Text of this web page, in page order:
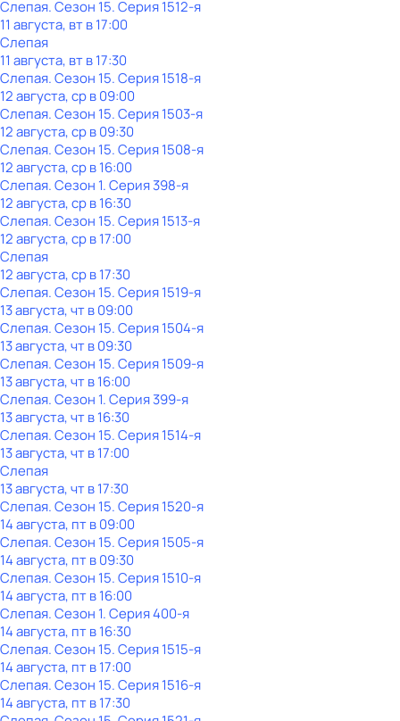
Слепая. Сезон 15. Серия 1512-я
11 августа, вт в 17:00
Слепая
11 августа, вт в 17:30
Слепая. Сезон 15. Серия 1518-я
12 августа, ср в 09:00
Слепая. Сезон 15. Серия 1503-я
12 августа, ср в 09:30
Слепая. Сезон 15. Серия 1508-я
12 августа, ср в 16:00
Слепая. Сезон 1. Серия 398-я
12 августа, ср в 16:30
Слепая. Сезон 15. Серия 1513-я
12 августа, ср в 17:00
Слепая
12 августа, ср в 17:30
Слепая. Сезон 15. Серия 1519-я
13 августа, чт в 09:00
Слепая. Сезон 15. Серия 1504-я
13 августа, чт в 09:30
Слепая. Сезон 15. Серия 1509-я
13 августа, чт в 16:00
Слепая. Сезон 1. Серия 399-я
13 августа, чт в 16:30
Слепая. Сезон 15. Серия 1514-я
13 августа, чт в 17:00
Слепая
13 августа, чт в 17:30
Слепая. Сезон 15. Серия 1520-я
14 августа, пт в 09:00
Слепая. Сезон 15. Серия 1505-я
14 августа, пт в 09:30
Слепая. Сезон 15. Серия 1510-я
14 августа, пт в 16:00
Слепая. Сезон 1. Серия 400-я
14 августа, пт в 16:30
Слепая. Сезон 15. Серия 1515-я
14 августа, пт в 17:00
Слепая. Сезон 15. Серия 1516-я
14 августа, пт в 17:30